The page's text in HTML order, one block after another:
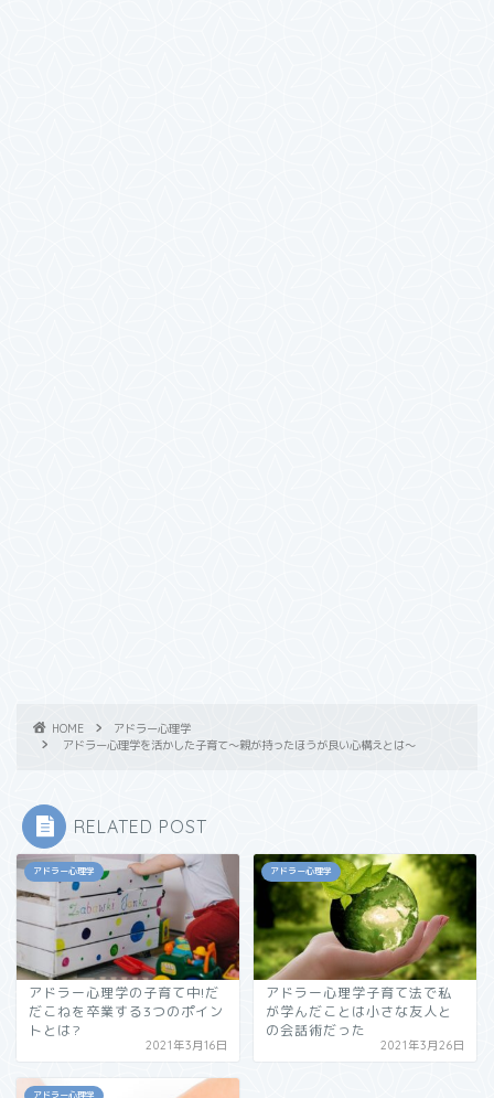
HOME
アドラー心理学
アドラー心理学を活かした子育て～親が持ったほうが良い心構えとは～
RELATED POST
アドラー心理学
アドラー心理学の子育て中!だ
だこねを卒業する3つのポイン
トとは?
2021年3月16日
アドラー心理学
アドラー心理学子育て法で私
が学んだことは小さな友人と
の会話術だった
2021年3月26日
アドラー心理学